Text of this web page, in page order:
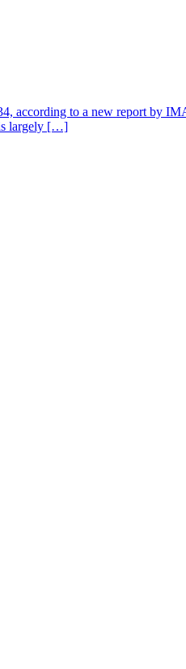
according to a new report by
is largely […]